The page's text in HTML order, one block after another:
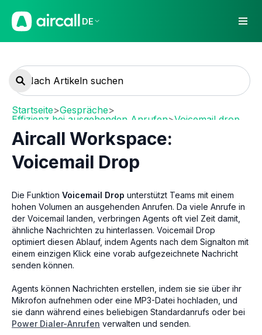
DE
Startseite>Gespräche>
Effizienz bei ausgehenden Anrufen>Voicemail drop
Aircall Workspace:
Voicemail Drop
Die Funktion Voicemail Drop unterstützt Teams mit einem
hohen Volumen an ausgehenden Anrufen. Da viele Anrufe in
der Voicemail landen, verbringen Agents oft viel Zeit damit,
ähnliche Nachrichten zu hinterlassen. Voicemail Drop
optimiert diesen Ablauf, indem Agents nach dem Signalton mit
einem einzigen Klick eine vorab aufgezeichnete Nachricht
senden können.
Agents können Nachrichten erstellen, indem sie sie über ihr
Mikrofon aufnehmen oder eine MP3-Datei hochladen, und
sie dann während eines beliebigen Standardanrufs oder bei
Power Dialer-Anrufen verwalten und senden.